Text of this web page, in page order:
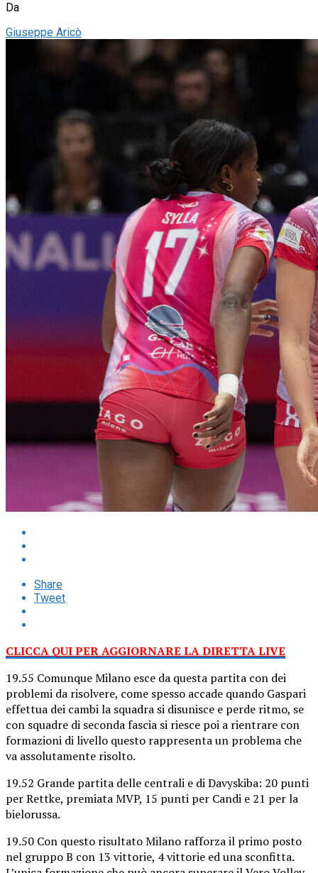
Da
Giuseppe Aricò
Share
Tweet
CLICCA QUI PER AGGIORNARE LA DIRETTA LIVE
19.55 Comunque Milano esce da questa partita con dei
problemi da risolvere, come spesso accade quando Gaspari
effettua dei cambi la squadra si disunisce e perde ritmo, se
con squadre di seconda fascia si riesce poi a rientrare con
formazioni di livello questo rappresenta un problema che
va assolutamente risolto.
19.52 Grande partita delle centrali e di Davyskiba: 20 punti
per Rettke, premiata MVP, 15 punti per Candi e 21 per la
bielorussa.
19.50 Con questo risultato Milano rafforza il primo posto
nel gruppo B con 13 vittorie, 4 vittorie ed una sconfitta.